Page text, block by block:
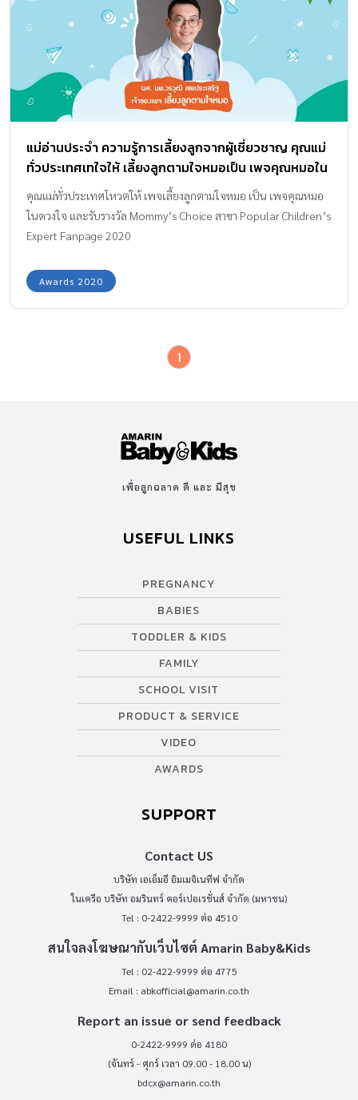
แม่อ่านประจำ ความรู้การเลี้ยงลูกจากผู้เชี่ยวชาญ คุณแม่
ทั่วประเทศเทใจให้ เลี้ยงลูกตามใจหมอเป็น เพจคุณหมอใน
ดวงใจ
คุณแม่ทั่วประเทศโหวตให้ เพจเลี้ยงลูกตามใจหมอ เป็น เพจคุณหมอ
ในดวงใจ และรับรางวัล Mommy’s Choice สาขา Popular Children’s
Expert Fanpage 2020
Awards 2020
1
เพื่อลูกฉลาด ดี และ มีสุข
USEFUL LINKS
PREGNANCY
BABIES
TODDLER & KIDS
FAMILY
SCHOOL VISIT
PRODUCT & SERVICE
VIDEO
AWARDS
SUPPORT
Contact US
บริษัท เอเอ็มอี อิมเมจิเนทีฟ จำกัด
ในเครือ บริษัท อมรินทร์ คอร์เปอเรชั่นส์ จำกัด (มหาชน)
Tel : 0-2422-9999 ต่อ 4510
สนใจลงโฆษณากับเว็บไซต์ Amarin Baby&Kids
Tel : 02-422-9999 ต่อ 4775
Email : abkofficial@amarin.co.th
Report an issue or send feedback
0-2422-9999 ต่อ 4180
(จันทร์ - ศุกร์ เวลา 09.00 - 18.00 น)
bdcx@amarin.co.th